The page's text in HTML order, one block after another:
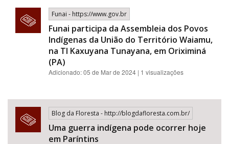
Funai - https://www.gov.br
Funai participa da Assembleia dos Povos
Indígenas da União do Território Waiamu,
na TI Kaxuyana Tunayana, em Oriximiná
(PA)
Adicionado: 05 de Mar de 2024 | 1 visualizações
Blog da Floresta - http://blogdafloresta.com.br/
Uma guerra indígena pode ocorrer hoje
em Paríntins